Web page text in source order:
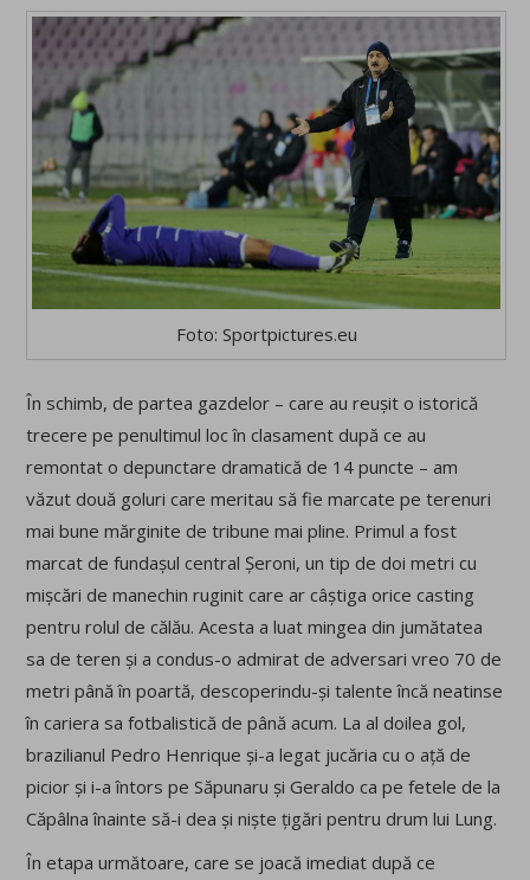
Foto: Sportpictures.eu
În schimb, de partea gazdelor – care au reușit o istorică
trecere pe penultimul loc în clasament după ce au
remontat o depunctare dramatică de 14 puncte – am
văzut două goluri care meritau să fie marcate pe terenuri
mai bune mărginite de tribune mai pline. Primul a fost
marcat de fundașul central Șeroni, un tip de doi metri cu
mișcări de manechin ruginit care ar câștiga orice casting
pentru rolul de călău. Acesta a luat mingea din jumătatea
sa de teren și a condus-o admirat de adversari vreo 70 de
metri până în poartă, descoperindu-și talente încă neatinse
în cariera sa fotbalistică de până acum. La al doilea gol,
brazilianul Pedro Henrique și-a legat jucăria cu o ață de
picior și i-a întors pe Săpunaru și Geraldo ca pe fetele de la
Căpâlna înainte să-i dea și niște țigări pentru drum lui Lung.
În etapa următoare, care se joacă imediat după ce